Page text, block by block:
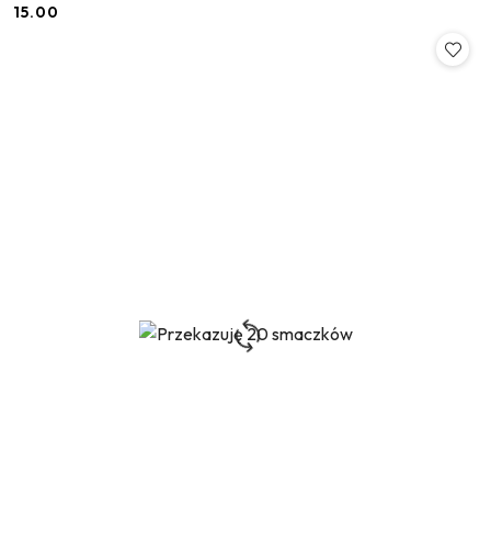
Cena:
15.00